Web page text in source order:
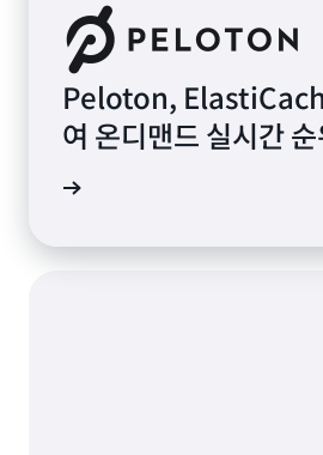
Peloton,
여 온디맨드 실시간